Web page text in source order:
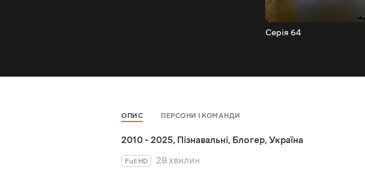
Серія 64
ОПИС ПЕРСОНИ І КОМАНДИ
2010 - 2025, Пізнавальні, Блогер, Україна
Full HD
28 хвилин